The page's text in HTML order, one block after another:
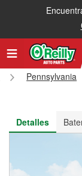
Recibe tu
Pennsylvania
Detalles